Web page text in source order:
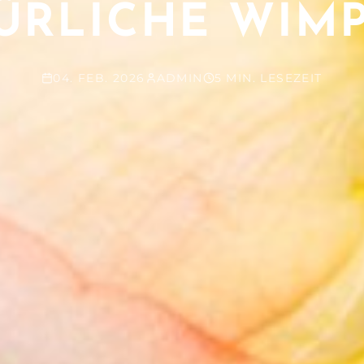
04. FEB. 2026 ADMIN 5 MIN. LESEZEIT